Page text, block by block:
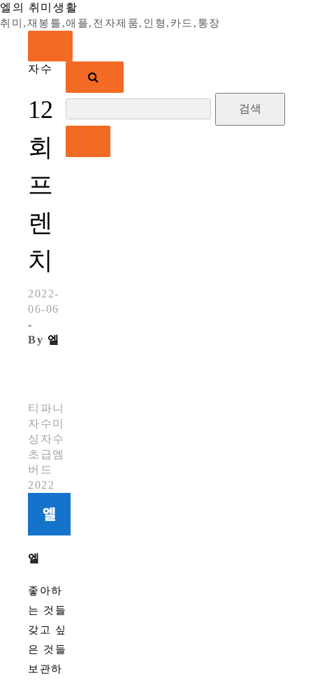
Skip
to
엘의 취미생활
취미,재봉틀,애플,전자제품,인형,카드,통장
검
자수
12
회
프
렌
치
2022-
06-06
-
By 엘
티파니
자수미
싱 자수
초급엠
버드
2022
엘
좋아하
는 것들
갖고 싶
은 것들
보관하